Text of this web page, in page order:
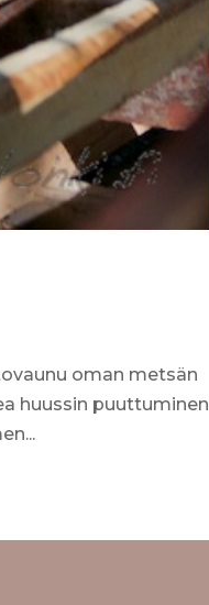
oman metsän
huussin puuttuminen